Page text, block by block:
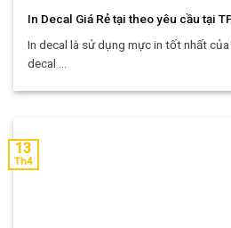
In Decal Giá Rẻ tại theo yêu cầu tại
In decal là sử dụng mực in tốt nhất của
decal ...
13
Th4